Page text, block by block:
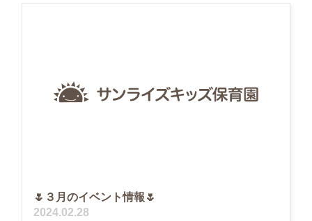
🌷３月のイベント情報🌷
2024.02.28